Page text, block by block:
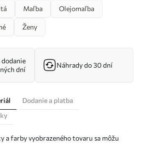
Maľba Olejomaľba
Ženy
dodanie
dní
Náhrady do 30 dní
Dodanie a platba
a farby vyobrazeného tovaru sa môžu